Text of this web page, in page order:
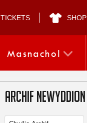
TICKETS SHOP
Masnachol
ARCHIF NEWYDDION